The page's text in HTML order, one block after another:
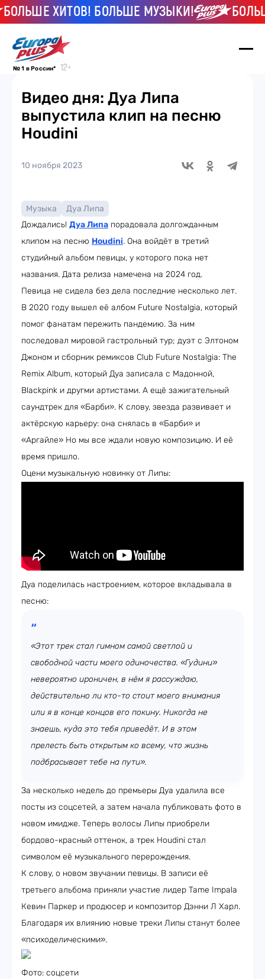
ХИТОВ! БОЛЬШЕ МУЗЫКИ!
№ 1 в России*
Видео дня: Дуа Липа
выпустила клип на песню
Houdini
10 ноября 2023
Музыка
Дуа Липа
Дождались! Дуа Липа порадовала долгожданным
клипом на песню Houdini. Она войдёт в третий
студийный альбом певицы, у которого пока нет
названия. Дата релиза намечена на 2024 год.
Певица не сидела без дела последние несколько лет.
В 2020 году вышел её албом Future Nostalgia, который
помог фанатам пережить пандемию. За ним
последовал мировой гастрольный тур; дуэт с Элтоном
Джоном и сборник ремиксов Club Future Nostalgia: The
Remix Album, который Дуа записала с Мадонной,
Blackpink и другми артистами. А ещё зажигательный
саундтрек для «Барби». К слову, звезда развивает и
актёрскую карьеру: она снялась в «Барби» и
«Аргайле» Но мы все ждали новую композицию. И её
время пришло.
Оцени музыкальную новинку от Липы:
Дуа поделилась настроением, которое вкладывала в
песню:
«Этот трек стал гимном самой светлой и
свободной части моего одиночества. «Гудини»
невероятно ироничен, в нём я рассуждаю,
действительно ли кто-то стоит моего внимания
или я в конце концов его покину. Никогда не
знаешь, куда это тебя приведёт. И в этом
прелесть быть открытым ко всему, что жизнь
подбрасывает тебе на пути».
За несколько недель до премьеры Дуа удалила все
посты из соцсетей, а затем начала публиковать фото в
новом имидже. Теперь волосы Липы приобрели
бордово-красный оттенок, а трек Houdini стал
символом её музыкального перерождения.
К слову, о новом звучании певицы. В записи её
третьего альбома приняли участие лидер Tame Impala
Кевин Паркер и продюсер и композитор Дэнни Л Харл.
Благодаря их влиянию новые треки Липы станут более
«психоделическими».
Фото: соцсети